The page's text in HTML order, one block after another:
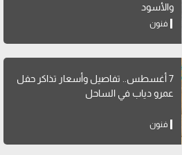
والأسود
فنون
7 أغسطس.. تفاصيل وأسعار تذاكر حفل
عمرو دياب في الساحل
فنون